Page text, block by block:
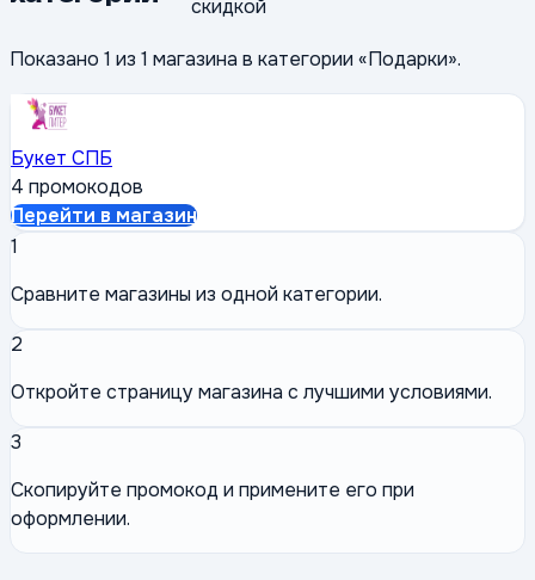
скидкой
Показано 1 из 1 магазина в категории «Подарки».
Букет СПБ
4 промокодов
Перейти в магазин
1
Сравните магазины из одной категории.
2
Откройте страницу магазина с лучшими условиями.
3
Скопируйте промокод и примените его при
оформлении.